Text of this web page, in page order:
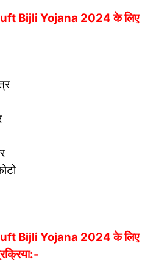
Bijli Yojana 2024 के लिए
Bijli Yojana 2024 के लिए